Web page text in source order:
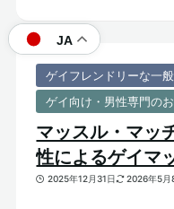
ゲイフレンドリーな一
ゲイ向け・男性専門の
マッスル・マッ
性によるゲイマ
特集｜おすすめ
2025年12月31日 2026年5月
JA